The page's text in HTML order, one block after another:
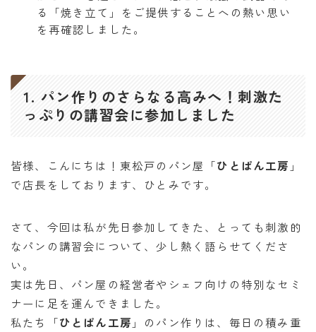
る「焼き立て」をご提供することへの熱い思い
を再確認しました。
1. パン作りのさらなる高みへ！刺激た
っぷりの講習会に参加しました
皆様、こんにちは！東松戸のパン屋「ひとぱん工房 」
で店長をしております、ひとみです。
さて、今回は私が先日参加してきた、とっても刺激的
なパンの講習会について、少し熱く語らせてくださ
い。
実は先日、パン屋の経営者やシェフ向けの特別なセミ
ナーに足を運んできました。
私たち「ひとぱん工房 」のパン作りは、毎日の積み重